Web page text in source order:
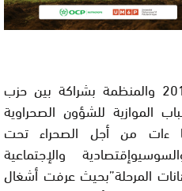
خلال ندوة السبت 30 يناير 2016 والمنظمة بشراكة بين حزب
الموازية للشؤون الصحراوية
ءات من أجل الصحراء تحت
والإجتماعية
المرحلة”بحيث عرفت أشغال